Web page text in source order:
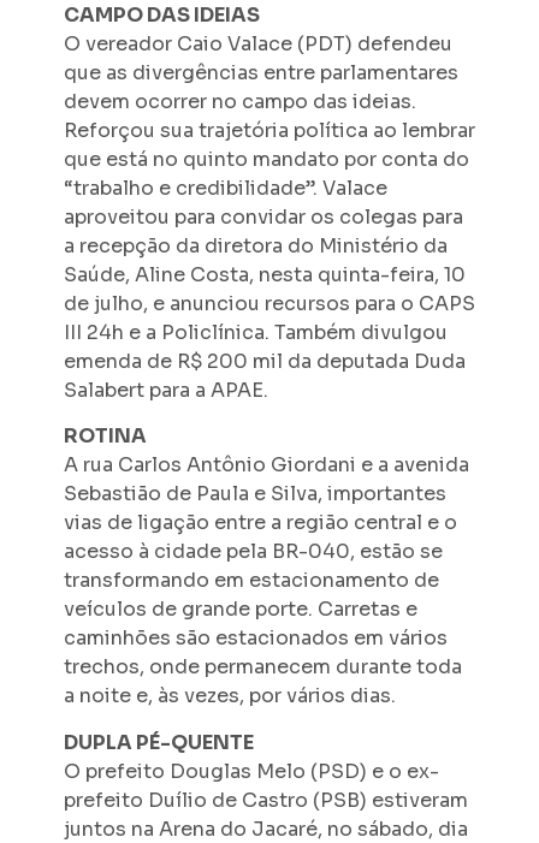
CAMPO DAS IDEIAS
O vereador Caio Valace (PDT) defendeu
que as divergências entre parlamentares
devem ocorrer no campo das ideias.
Reforçou sua trajetória política ao lembrar
que está no quinto mandato por conta do
“trabalho e credibilidade”. Valace
aproveitou para convidar os colegas para
a recepção da diretora do Ministério da
Saúde, Aline Costa, nesta quinta-feira, 10
de julho, e anunciou recursos para o CAPS
III 24h e a Policlínica. Também divulgou
emenda de R$ 200 mil da deputada Duda
Salabert para a APAE.
ROTINA
A rua Carlos Antônio Giordani e a avenida
Sebastião de Paula e Silva, importantes
vias de ligação entre a região central e o
acesso à cidade pela BR-040, estão se
transformando em estacionamento de
veículos de grande porte. Carretas e
caminhões são estacionados em vários
trechos, onde permanecem durante toda
a noite e, às vezes, por vários dias.
DUPLA PÉ-QUENTE
O prefeito Douglas Melo (PSD) e o ex-
prefeito Duílio de Castro (PSB) estiveram
juntos na Arena do Jacaré, no sábado, dia